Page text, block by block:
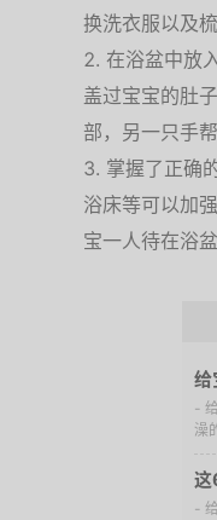
换洗衣服以及
在浴盆中放
盖过宝宝的肚
部，另一只手帮
掌握了正确
浴床等可以加
宝一人待在浴
给
-
澡
这
-